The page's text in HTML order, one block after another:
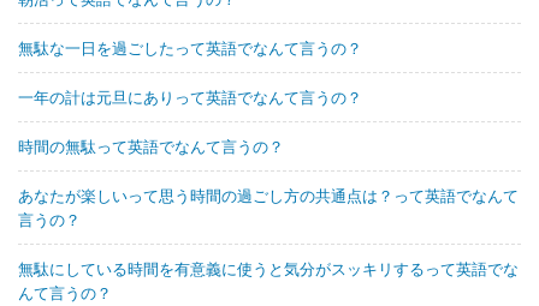
無駄な一日を過ごしたって英語でなんて言うの？
一年の計は元旦にありって英語でなんて言うの？
時間の無駄って英語でなんて言うの？
あなたが楽しいって思う時間の過ごし方の共通点は？って英語でなんて
言うの？
無駄にしている時間を有意義に使うと気分がスッキリするって英語でな
んて言うの？